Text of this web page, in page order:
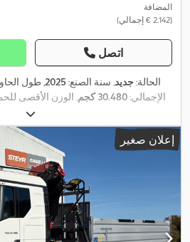
المضافة
(‏2.142 € إجمالي)
اتصل
الحالة:جديد, سنة الصنع: 2025, طول
الإجمالي:30.480 كجم , الوزن الأقصى
, حجم مساحة التحميل:33 م³
مم, طول مساحة التحميل:5.898 مم , ,
إعلان صغير